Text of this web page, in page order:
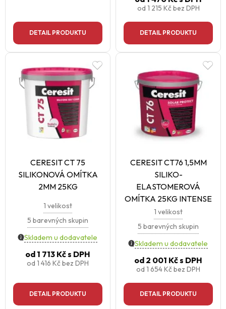
DETAIL PRODUKTU
od 1 215 Kčbez DPH
DETAIL PRODUKTU
CERESIT CT 75
SILIKONOVÁ OMÍTKA
2MM 25KG
1 velikost
5 barevných skupin
Skladem u dodavatele
od 1 713 Kčs DPH
od 1 416 Kčbez DPH
DETAIL PRODUKTU
CERESIT CT76 1,5MM
SILIKO-
ELASTOMEROVÁ
OMÍTKA 25KG INTENSE
1 velikost
5 barevných skupin
Skladem u dodavatele
od 2 001 Kčs DPH
od 1 654 Kčbez DPH
DETAIL PRODUKTU